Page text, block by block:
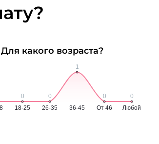
Для какого возраста?